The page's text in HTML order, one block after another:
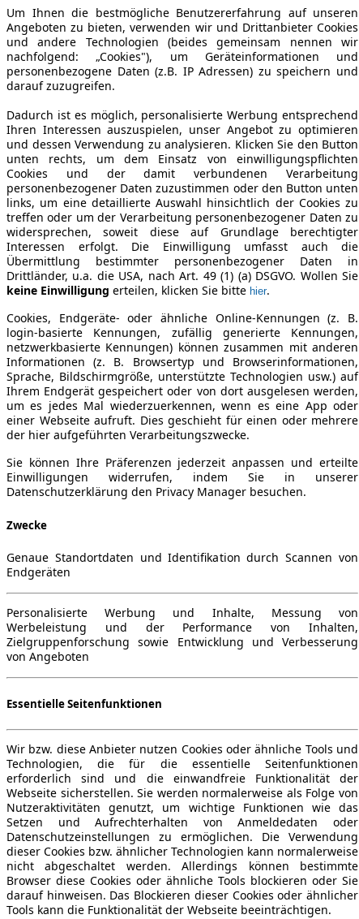
Um Ihnen die bestmögliche Benutzererfahrung auf unseren
Angeboten zu bieten, verwenden wir und Drittanbieter Cookies
und andere Technologien (beides gemeinsam nennen wir
nachfolgend: „Cookies"), um Geräteinformationen und
personenbezogene Daten (z.B. IP Adressen) zu speichern und
darauf zuzugreifen.
Dadurch ist es möglich, personalisierte Werbung entsprechend
Ihren Interessen auszuspielen, unser Angebot zu optimieren
und dessen Verwendung zu analysieren. Klicken Sie den Button
unten rechts, um dem Einsatz von einwilligungspflichten
Cookies und der damit verbundenen Verarbeitung
personenbezogener Daten zuzustimmen oder den Button unten
links, um eine detaillierte Auswahl hinsichtlich der Cookies zu
treffen oder um der Verarbeitung personenbezogener Daten zu
widersprechen, soweit diese auf Grundlage berechtigter
Interessen erfolgt. Die Einwilligung umfasst auch die
Übermittlung bestimmter personenbezogener Daten in
Drittländer, u.a. die USA, nach Art. 49 (1) (a) DSGVO. Wollen Sie
keine Einwilligung erteilen, klicken Sie bitte hier.
Cookies, Endgeräte- oder ähnliche Online-Kennungen (z. B.
login-basierte Kennungen, zufällig generierte Kennungen,
netzwerkbasierte Kennungen) können zusammen mit anderen
Informationen (z. B. Browsertyp und Browserinformationen,
Sprache, Bildschirmgröße, unterstützte Technologien usw.) auf
Ihrem Endgerät gespeichert oder von dort ausgelesen werden,
um es jedes Mal wiederzuerkennen, wenn es eine App oder
einer Webseite aufruft. Dies geschieht für einen oder mehrere
der hier aufgeführten Verarbeitungszwecke.
Sie können Ihre Präferenzen jederzeit anpassen und erteilte
Einwilligungen widerrufen, indem Sie in unserer
Datenschutzerklärung den Privacy Manager besuchen.
Zwecke
Genaue Standortdaten und Identifikation durch Scannen von
Endgeräten
Personalisierte Werbung und Inhalte, Messung von
Werbeleistung und der Performance von Inhalten,
Zielgruppenforschung sowie Entwicklung und Verbesserung
von Angeboten
Essentielle Seitenfunktionen
Wir bzw. diese Anbieter nutzen Cookies oder ähnliche Tools und
Technologien, die für die essentielle Seitenfunktionen
erforderlich sind und die einwandfreie Funktionalität der
Webseite sicherstellen. Sie werden normalerweise als Folge von
Nutzeraktivitäten genutzt, um wichtige Funktionen wie das
Setzen und Aufrechterhalten von Anmeldedaten oder
Datenschutzeinstellungen zu ermöglichen. Die Verwendung
dieser Cookies bzw. ähnlicher Technologien kann normalerweise
nicht abgeschaltet werden. Allerdings können bestimmte
Browser diese Cookies oder ähnliche Tools blockieren oder Sie
darauf hinweisen. Das Blockieren dieser Cookies oder ähnlicher
Tools kann die Funktionalität der Webseite beeinträchtigen.